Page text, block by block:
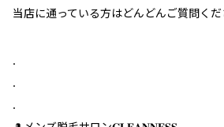
当店に通っている方はどんどんご質問く
.
.
.